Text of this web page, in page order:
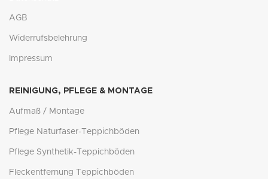
AGB
Widerrufsbelehrung
Impressum
REINIGUNG, PFLEGE & MONTAGE
Aufmaß / Montage
Pflege Naturfaser-Teppichböden
Pflege Synthetik-Teppichböden
Fleckentfernung Teppichböden